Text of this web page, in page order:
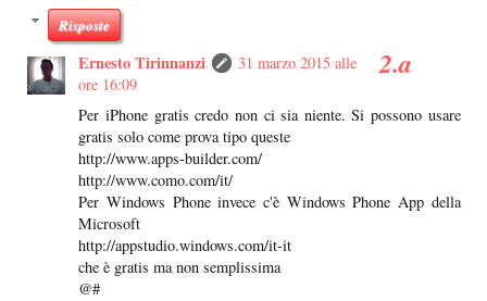
Risposte
Ernesto Tirinnanzi
31 marzo 2015 alle
ore 16:09
Per iPhone gratis credo non ci sia niente. Si possono usare
gratis solo come prova tipo queste
http://www.apps-builder.com/
http://www.como.com/it/
Per Windows Phone invece c'è Windows Phone App della
Microsoft
http://appstudio.windows.com/it-it
che è gratis ma non semplissima
@#